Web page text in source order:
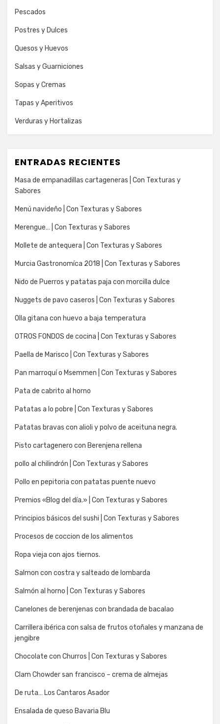
Pescados
Postres y Dulces
Quesos y Huevos
Salsas y Guarniciones
Sopas y Cremas
Tapas y Aperitivos
Verduras y Hortalizas
ENTRADAS RECIENTES
Masa de empanadillas cartageneras | Con Texturas y
Sabores
Menú navideño | Con Texturas y Sabores
Merengue… | Con Texturas y Sabores
Mollete de antequera | Con Texturas y Sabores
Murcia Gastronomíca 2018 | Con Texturas y Sabores
Nido de Puerros y patatas paja con morcilla dulce
Nuggets de pavo caseros | Con Texturas y Sabores
Olla gitana con huevo a baja temperatura
OTROS FONDOS de cocina | Con Texturas y Sabores
Paella de Marisco | Con Texturas y Sabores
Pan marroquí o Msemmen | Con Texturas y Sabores
Pata de cabrito al horno
Patatas a lo pobre | Con Texturas y Sabores
Patatas bravas con alioli y polvo de aceituna negra.
Pisto cartagenero con Berenjena rellena
pollo al chilindrón | Con Texturas y Sabores
Pollo en pepitoria con patatas puente nuevo
Premios «Blog del día.» | Con Texturas y Sabores
Principios básicos del sushi | Con Texturas y Sabores
Procesos de coccion de los alimentos
Ropa vieja con ajos tiernos.
Salmon con costra y salteado de lombarda
Salmón al horno | Con Texturas y Sabores
Canelones de berenjenas con brandada de bacalao
Carrillera ibérica con salsa de frutos otoñales y manzana de
jengibre
Chocolate con Churros | Con Texturas y Sabores
Clam Chowder san francisco – crema de almejas
De ruta… Los Cantaros Asador
Ensalada de queso Bavaria Blu